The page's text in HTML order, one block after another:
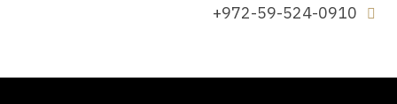
+972-59-524-0910